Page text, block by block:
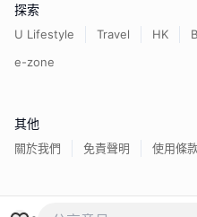
探索
U Lifestyle Travel HK
e-zone
其他
關於我們 免責聲明 使用條